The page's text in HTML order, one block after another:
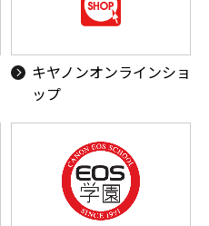
キヤノンオンラインショ
ップ